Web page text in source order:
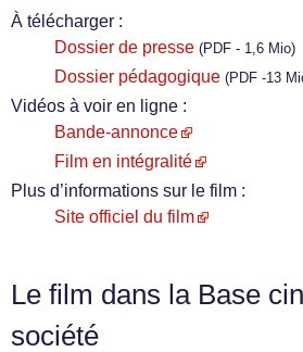
À télécharger :
Dossier de presse (PDF - 1,6 Mio)
Dossier pédagogique (PDF -13
Vidéos à voir en ligne :
Bande-annonce
Film en intégralité
Plus d’informations sur le film :
Site officiel du film
Le film dans la Base
société